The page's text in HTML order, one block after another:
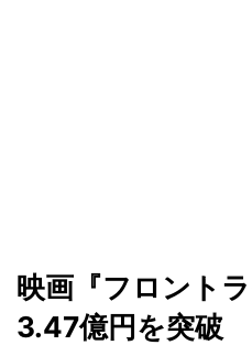
映画『フロント
3.47億円を突破